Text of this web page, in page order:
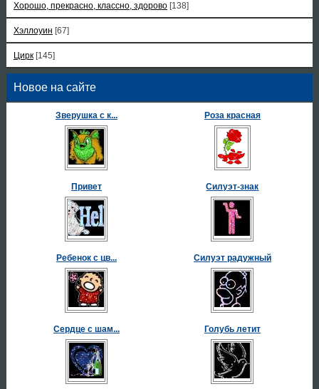
Хорошо, прекрасно, классно, здорово [138]
Хэллоуин [67]
Цирк [145]
Новое на сайте
Зверушка с к... Роза красная
Привет Силуэт-знак
Ребенок с цв... Силуэт радужный
Сердце с шам... Голубь летит